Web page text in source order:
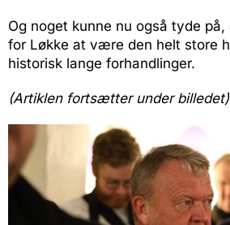
Og noget kunne nu også tyde
for Løkke at være den helt store
historisk lange forhandlinger.
(Artiklen fortsætter under billedet)